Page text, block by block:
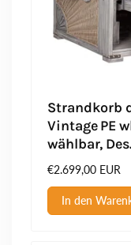
Strandkorb
Vintage PE
wählbar,
Normaler
Preis
€2.699,00 EUR
In den